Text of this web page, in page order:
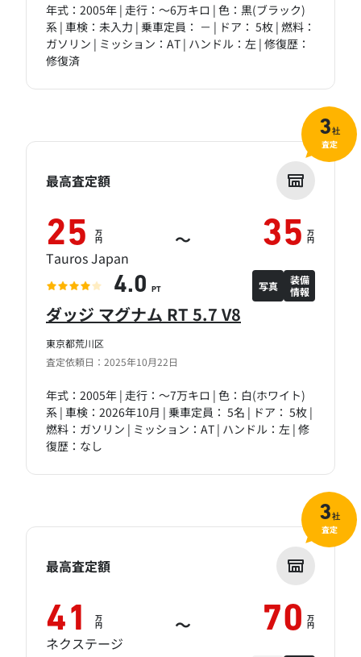
年式：2005年 | 走行：～6万キロ | 色：黒(ブラック)
系 | 車検：未入力 | 乗車定員： － | ドア： 5枚 | 燃料：
ガソリン | ミッション：AT | ハンドル：左 | 修復歴：
修復済
東京都荒川区
査定依頼日：2025年10月22日
ダッジ マグナム RT 5.7 V8
年式：2005年 | 走行：～7万キロ | 色：白(ホワイト)
系 | 車検：2026年10月 | 乗車定員： 5名 | ドア： 5枚 |
燃料：ガソリン | ミッション：AT | ハンドル：左 | 修
復歴：なし
最高査定額
25 万
円 ～ 35 万
円
Tauros Japan
4.0 PT 写真
装備
情報
3社
査定
最高査定額
41 万
円 ～ 70 万
円
ネクステージ
3社
査定